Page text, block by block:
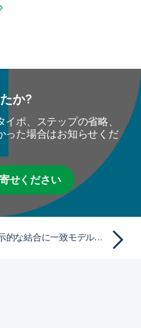
か?
ポ、ステップの省略、
った場合はお知らせくだ
せください
明示的な結合に一致モデルを定義